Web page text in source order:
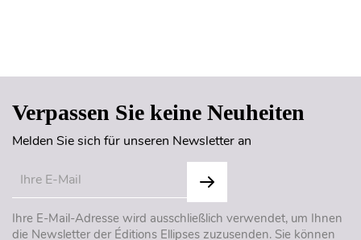
Verpassen Sie keine Neuheiten
Melden Sie sich für unseren Newsletter an
Ihre E-Mail-Adresse wird ausschließlich verwendet, um Ihnen
die Newsletter der Éditions Ellipses zuzusenden. Sie können